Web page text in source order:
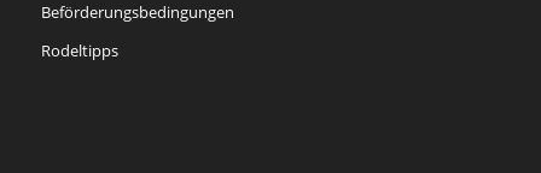
Beförderungsbedingungen
Rodeltipps